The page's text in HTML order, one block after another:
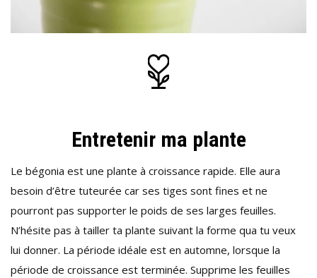
Entretenir ma plante
Le bégonia est une plante à croissance rapide. Elle aura
besoin d’être tuteurée car ses tiges sont fines et ne
pourront pas supporter le poids de ses larges feuilles.
N’hésite pas à tailler ta plante suivant la forme qua tu veux
lui donner. La période idéale est en automne, lorsque la
période de croissance est terminée. Supprime les feuilles